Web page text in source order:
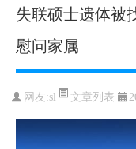
失联硕士遗体被
慰问家属
网友:sl 文章列表